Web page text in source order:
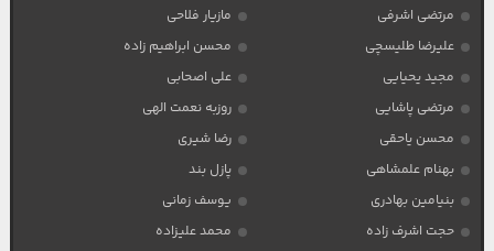
مرتضی اشرفی
مازیار فلاحی
علیرضا طلیسچی
محسن ابراهیم زاده
مجید یحیایی
علی اصحابی
مرتضی پاشایی
روزبه نعمت الهی
محسن یاحقی
رضا شیری
بهنام علمشاهی
پازل بند
بنیامین بهادری
یوسف زمانی
حجت اشرف زاده
محمد علیزاده